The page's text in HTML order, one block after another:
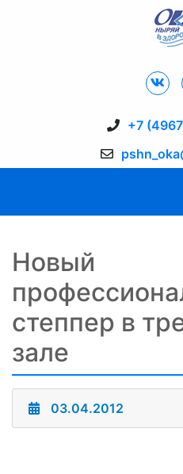
+7
Новый
степпер в
зале
03.04.2012